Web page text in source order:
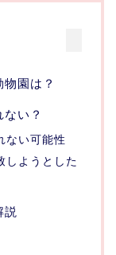
園は？
い？
ない可能性
しようとした
説